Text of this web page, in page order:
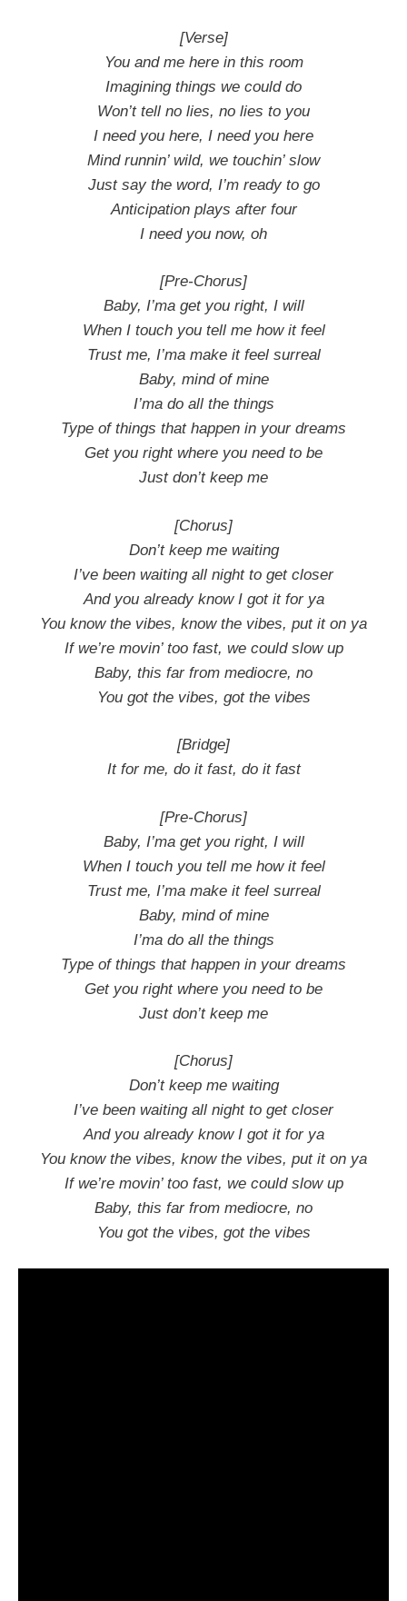
[Verse]
You and me here in this room
Imagining things we could do
Won’t tell no lies, no lies to you
I need you here, I need you here
Mind runnin’ wild, we touchin’ slow
Just say the word, I’m ready to go
Anticipation plays after four
I need you now, oh
[Pre-Chorus]
Baby, I’ma get you right, I will
When I touch you tell me how it feel
Trust me, I’ma make it feel surreal
Baby, mind of mine
I’ma do all the things
Type of things that happen in your dreams
Get you right where you need to be
Just don’t keep me
[Chorus]
Don’t keep me waiting
I’ve been waiting all night to get closer
And you already know I got it for ya
You know the vibes, know the vibes, put it on ya
If we’re movin’ too fast, we could slow up
Baby, this far from mediocre, no
You got the vibes, got the vibes
[Bridge]
It for me, do it fast, do it fast
[Pre-Chorus]
Baby, I’ma get you right, I will
When I touch you tell me how it feel
Trust me, I’ma make it feel surreal
Baby, mind of mine
I’ma do all the things
Type of things that happen in your dreams
Get you right where you need to be
Just don’t keep me
[Chorus]
Don’t keep me waiting
I’ve been waiting all night to get closer
And you already know I got it for ya
You know the vibes, know the vibes, put it on ya
If we’re movin’ too fast, we could slow up
Baby, this far from mediocre, no
You got the vibes, got the vibes